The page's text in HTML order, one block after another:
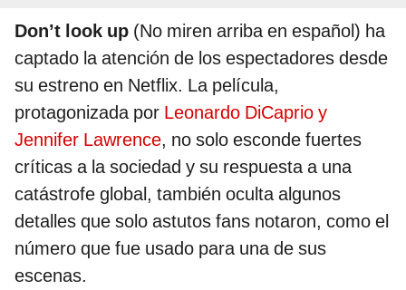
Don’t look up (No miren arriba en español) ha
captado la atención de los espectadores desde
su estreno en Netflix. La película,
protagonizada por Leonardo DiCaprio y
Jennifer Lawrence, no solo esconde fuertes
críticas a la sociedad y su respuesta a una
catástrofe global, también oculta algunos
detalles que solo astutos fans notaron, como el
número que fue usado para una de sus
escenas.